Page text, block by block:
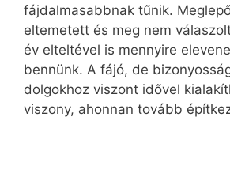
fájdalmasabbnak tűnik.
eltemetett és meg nem
év elteltével is mennyire
bennünk. A fájó, de
dolgokhoz viszont idővel
viszony, ahonnan tovább